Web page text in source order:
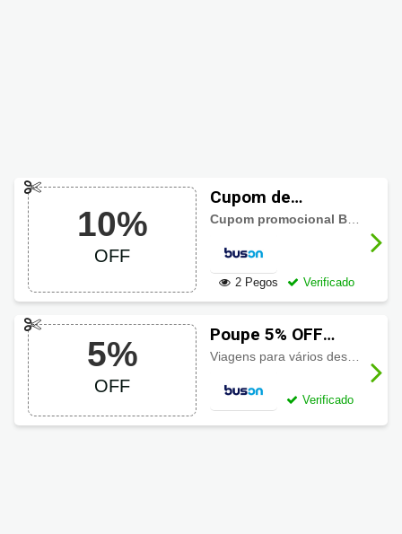
10%
OFF
Cupom de
desconto Buson
Cupom promocional Buson
2 Pegos Verificado
5%
OFF
Poupe 5% OFF
usando cupom
Viagens para vários destinos com desconto de 5% com cupom!
Verificado